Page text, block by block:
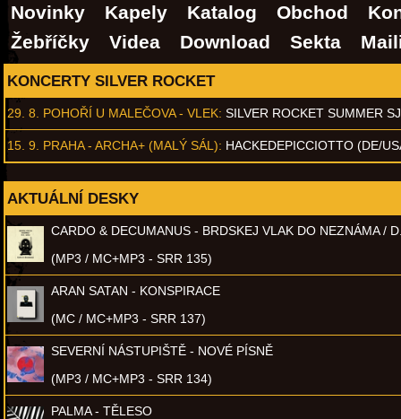
Novinky Kapely Katalog Obchod
Žebříčky
Videa Download Sekta
KONCERTY SILVER ROCKET
29. 8. POHOŘÍ U MALEČOVA - VLEK: SILVER ROCKET SUMMER
15. 9. PRAHA - ARCHA+ (MALÝ SÁL): HACKEDEPICCIOTTO (DE/
AKTUÁLNÍ DESKY
CARDO & DECUMANUS - BRDSKEJ VLAK DO NEZNÁMA /
(MP3 / MC+MP3 - SRR 135)
ARAN SATAN - KONSPIRACE
(MC / MC+MP3 - SRR 137)
SEVERNÍ NÁSTUPIŠTĚ - NOVÉ PÍSNĚ
(MP3 / MC+MP3 - SRR 134)
PALMA - TĚLESO